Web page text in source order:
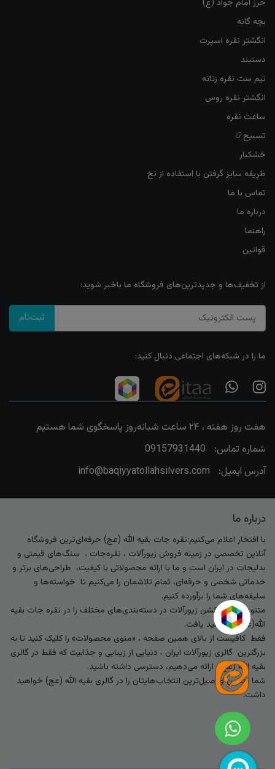
حرز امام جواد (ع)
بچه گانه
انگشتر نقره اسپرت
دستبند
نیم ست نقره زنانه
انگشتر نقره روس
ساعت نقره
تسبیح📿
خشکبار
طریقه سایز گرفتن با استفاده از نخ
تماس با ما
درباره ما
راهنما
قوانین
از تخفیف‌ها و جدیدترین‌های فروشگاه ما باخبر شوید:
ثبت‌نام
ما را در شبکه‌های اجتماعی دنبال کنید:
هفت روز هفته ، ۲۴ ساعت شبانه‌روز پاسخگوی شما هستیم
شماره تماس:
09157931440
آدرس ایمیل:
info@baqiyyatollahsilvers.com
درباره ما
با افتخار اعلام می‌کنیم:نقره جات بقیه الله (عج) حرفه‌ای‌ترین فروشگاه
آنلاین تخصصی در زمینه فروش زیورآلات ، نقره‌جات ، سنگ‌های قیمتی و
بدلیجات در ایران است و ما با ارائه محصولاتی با کیفیت، طراحی‌های برتر و
خدماتی شخصی و حرفه‌ای، تمام تلاشمان را می‌کنیم تا خواسته‌ها و
سلیقه‌های شما را برآورده کنیم.
متنوع‌ترین کالکشن زیورآلات در دسته‌بندی‌های مختلف را در نقره جات بقیه
الله(عج) خواهید یافت.
فقط کافیست از بالای همین صفحه ، «منوی محصولات» را کلیک کنید تا به
بزرگترین گالری زیورآلات ایران ، دنیایی از زیبایی و جذابیت که فقط در گالری
بقیه الله (عج) ارائه می‌دهیم، دسترسی داشته باشید.
شما بهترین و اصیل‌ترین انتخاب‌هایتان را در گالری بقیه الله (عج) خواهید
داشت.